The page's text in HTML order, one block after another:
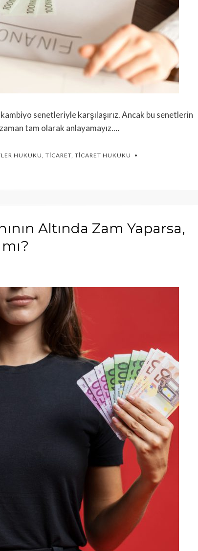
senetleriyle karşılaşırız. Ancak bu senetlerin
tam olarak anlayamayız.…
HUKUKU, TICARET, TICARET HUKUKU
Altında Zam Yaparsa,